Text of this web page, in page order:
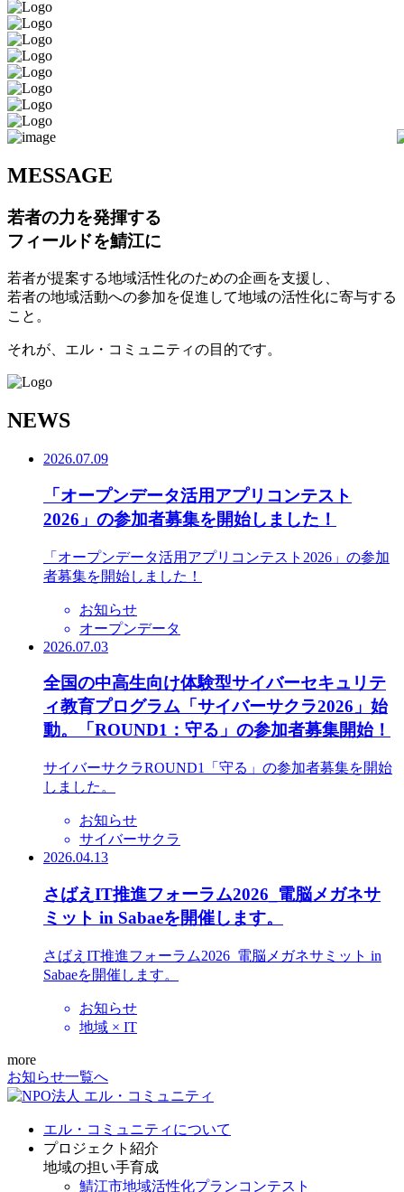
MESSAGE
若者の力を発揮する
フィールドを鯖江に
若者が提案する地域活性化のための企画を支援し、
若者の地域活動への参加を促進して地域の活性化に寄与する
こと。
それが、エル・コミュニティの目的です。
NEWS
2026.07.09
「オープンデータ活用アプリコンテスト
2026」の参加者募集を開始しました！
「オープンデータ活用アプリコンテスト2026」の参加
者募集を開始しました！
お知らせ
オープンデータ
2026.07.03
全国の中高生向け体験型サイバーセキュリテ
ィ教育プログラム「サイバーサクラ2026」始
動。「ROUND1：守る」の参加者募集開始！
サイバーサクラROUND1「守る」の参加者募集を開始
しました。
お知らせ
サイバーサクラ
2026.04.13
さばえIT推進フォーラム2026_電脳メガネサ
ミット in Sabaeを開催します。
さばえIT推進フォーラム2026_電脳メガネサミット in
Sabaeを開催します。
お知らせ
地域 × IT
more
お知らせ一覧へ
エル・コミュニティについて
プロジェクト紹介
地域の担い手育成
鯖江市地域活性化プランコンテスト